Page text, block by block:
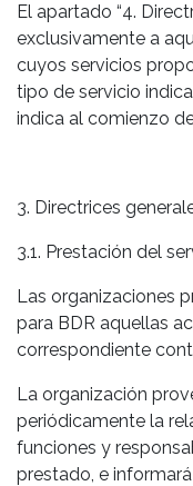
El apartado “4.
exclusivamente a
cuyos servicios
tipo de servicio
indica al comienzo
3. Directrices
3.1. Prestación del
Las organizaciones
para BDR aquellas
correspondiente
La organización
periódicamente la
funciones y
prestado, e